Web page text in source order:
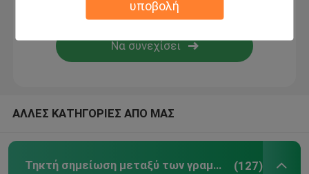
υποβολή
spunlace μη υφανθε'ν ύφασμα
Εξαρτήματα ενδυμάτων
ΑΛΛΕΣ ΚΑΤΗΓΟΡΙΕΣ ΑΠΟ ΜΑΣ
Τηκτή σημείωση μεταξύ των γραμμών του κειμένου (127)